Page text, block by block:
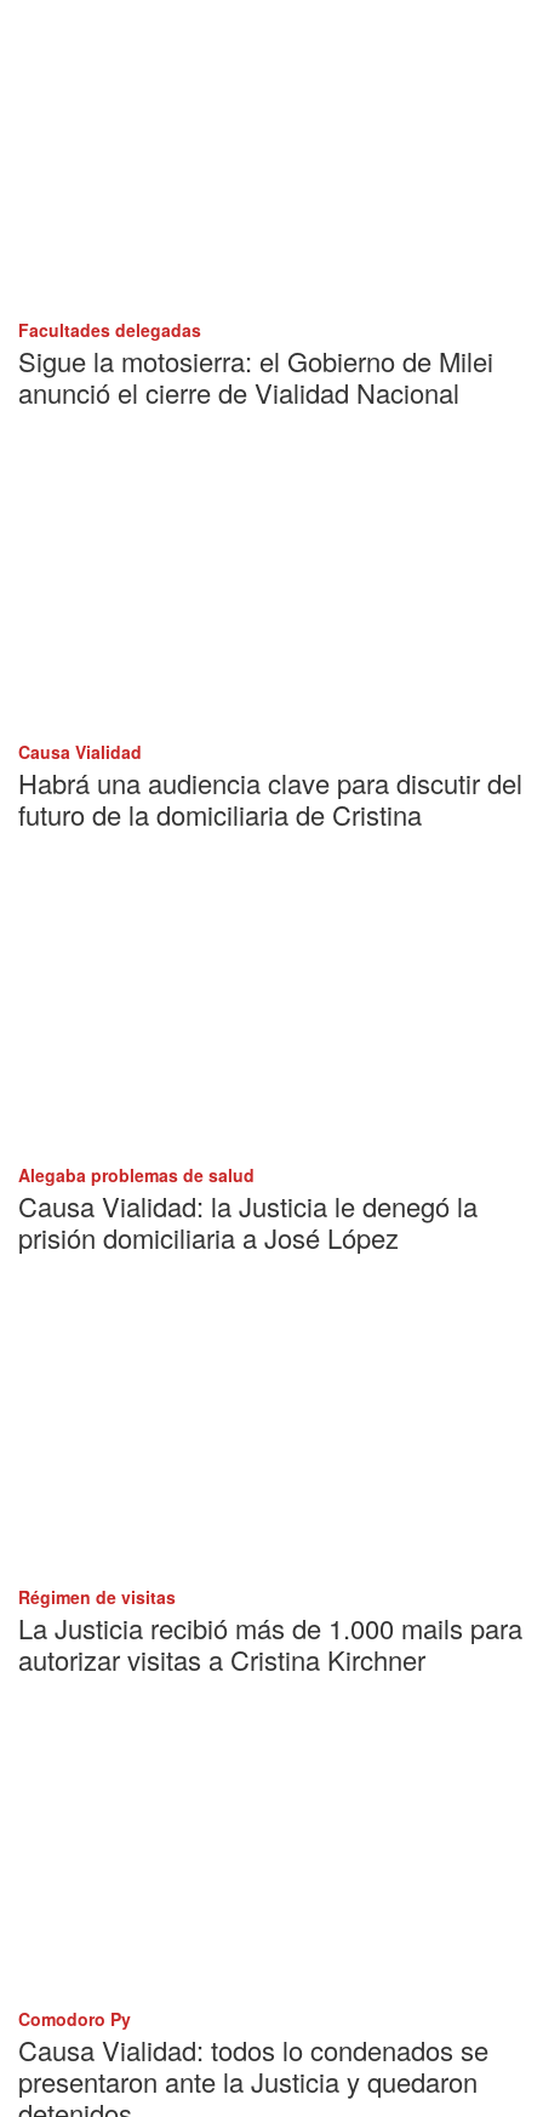
Facultades delegadas
Sigue la motosierra: el Gobierno de Milei
anunció el cierre de Vialidad Nacional
Causa Vialidad
Habrá una audiencia clave para discutir del
futuro de la domiciliaria de Cristina
Alegaba problemas de salud
Causa Vialidad: la Justicia le denegó la
prisión domiciliaria a José López
Régimen de visitas
La Justicia recibió más de 1.000 mails para
autorizar visitas a Cristina Kirchner
Comodoro Py
Causa Vialidad: todos lo condenados se
presentaron ante la Justicia y quedaron